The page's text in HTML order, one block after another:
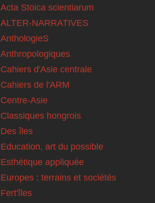
Acta Stoica scientiarum
ALTER-NARRATIVES
AnthologieS
Anthropologiques
Cahiers d'Asie centrale
Cahiers de l'ARM
Centre-Asie
Classiques hongrois
Des îles
Education, art du possible
Esthétique appliquée
Europes : terrains et sociétés
Fert'îles